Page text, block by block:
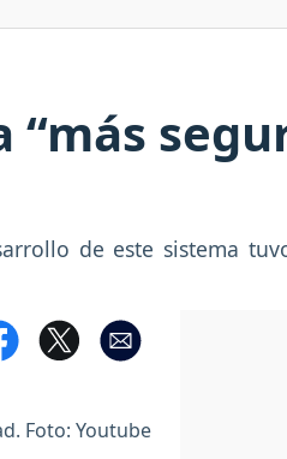
de este sistema
Foto: Youtube